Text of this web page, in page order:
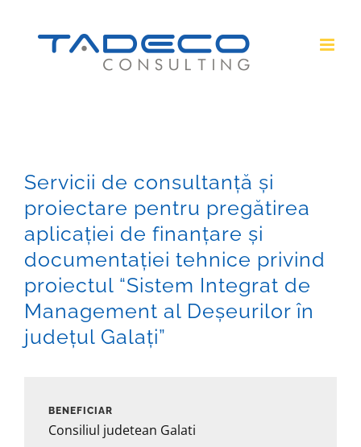
Servicii de consultanță și
proiectare pentru pregătirea
aplicației de finanțare și
documentației tehnice privind
proiectul “Sistem Integrat de
Management al Deșeurilor în
județul Galați”
BENEFICIAR
Consiliul judetean Galati